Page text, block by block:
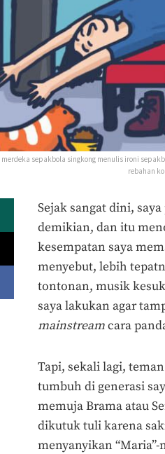
merdeka sepakbola singkong menulis ironi
rebahan
Sejak sangat dini,
demikian, dan itu
kesempatan saya
menyebut, lebih
tontonan, musik
saya lakukan agar
mainstreamcara
Tapi, sekali lagi,
tumbuh di generasi
memuja Brama atau
dikutuk tuli karena
menyanyikan “Maria”-